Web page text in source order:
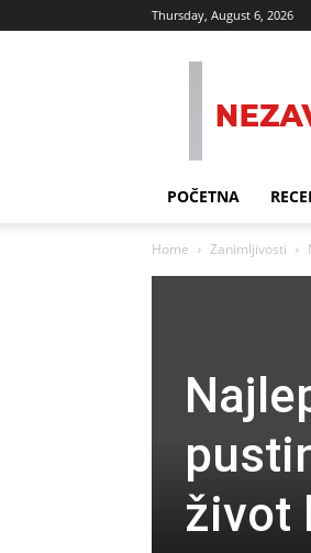
Thursday, August 6, 2026
POČETNA
Home Zanimljivosti
život